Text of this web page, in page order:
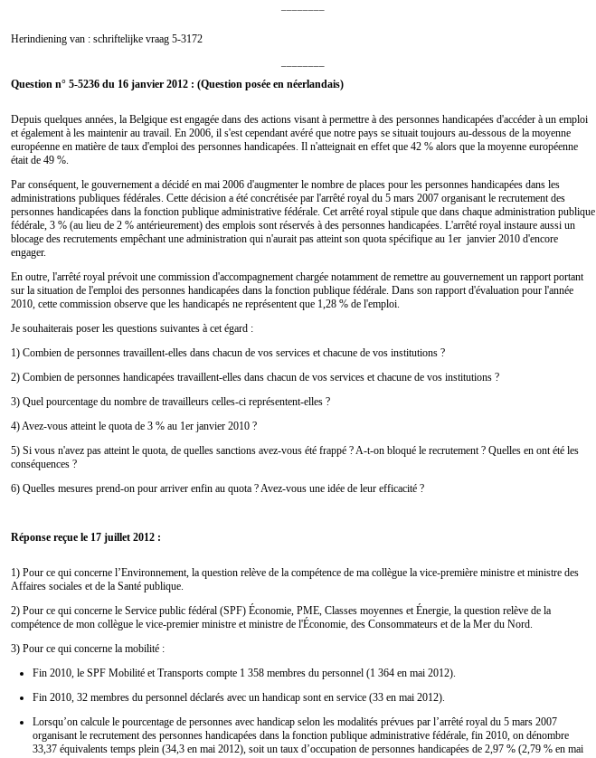
Herindiening van : schriftelijke vraag 5-3172
Question n° 5-5236 du 16 janvier 2012 : (Question posée en néerlandais)
Depuis quelques années, la Belgique est engagée dans des actions visant à permettre à des personnes handicapées d'accéder à un emploi
et également à les maintenir au travail. En 2006, il s'est cependant avéré que notre pays se situait toujours au-dessous de la moyenne
européenne en matière de taux d'emploi des personnes handicapées. Il n'atteignait en effet que 42 % alors que la moyenne européenne
était de 49 %.
Par conséquent, le gouvernement a décidé en mai 2006 d'augmenter le nombre de places pour les personnes handicapées dans les
administrations publiques fédérales. Cette décision a été concrétisée par l'arrêté royal du 5 mars 2007 organisant le recrutement des
personnes handicapées dans la fonction publique administrative fédérale. Cet arrêté royal stipule que dans chaque administration publique
fédérale, 3 % (au lieu de 2 % antérieurement) des emplois sont réservés à des personnes handicapées. L'arrêté royal instaure aussi un
blocage des recrutements empêchant une administration qui n'aurait pas atteint son quota spécifique au 1er janvier 2010 d'encore
engager.
En outre, l'arrêté royal prévoit une commission d'accompagnement chargée notamment de remettre au gouvernement un rapport portant
sur la situation de l'emploi des personnes handicapées dans la fonction publique fédérale. Dans son rapport d'évaluation pour l'année
2010, cette commission observe que les handicapés ne représentent que 1,28 % de l'emploi.
Je souhaiterais poser les questions suivantes à cet égard :
1) Combien de personnes travaillent-elles dans chacun de vos services et chacune de vos institutions ?
2) Combien de personnes handicapées travaillent-elles dans chacun de vos services et chacune de vos institutions ?
3) Quel pourcentage du nombre de travailleurs celles-ci représentent-elles ?
4) Avez-vous atteint le quota de 3 % au 1er janvier 2010 ?
5) Si vous n'avez pas atteint le quota, de quelles sanctions avez-vous été frappé ? A-t-on bloqué le recrutement ? Quelles en ont été les
conséquences ?
6) Quelles mesures prend-on pour arriver enfin au quota ? Avez-vous une idée de leur efficacité ?
Réponse reçue le 17 juillet 2012 :
1) Pour ce qui concerne l’Environnement, la question relève de la compétence de ma collègue la vice-première ministre et ministre des
Affaires sociales et de la Santé publique.
2) Pour ce qui concerne le Service public fédéral (SPF) Économie, PME, Classes moyennes et Énergie, la question relève de la
compétence de mon collègue le vice-premier ministre et ministre de l'Économie, des Consommateurs et de la Mer du Nord.
3) Pour ce qui concerne la mobilité :
Fin 2010, le SPF Mobilité et Transports compte 1 358 membres du personnel (1 364 en mai 2012).
Fin 2010, 32 membres du personnel déclarés avec un handicap sont en service (33 en mai 2012).
Lorsqu’on calcule le pourcentage de personnes avec handicap selon les modalités prévues par l’arrêté royal du 5 mars 2007
organisant le recrutement des personnes handicapées dans la fonction publique administrative fédérale, fin 2010, on dénombre
33,37 équivalents temps plein (34,3 en mai 2012), soit un taux d’occupation de personnes handicapées de 2,97 % (2,79 % en mai